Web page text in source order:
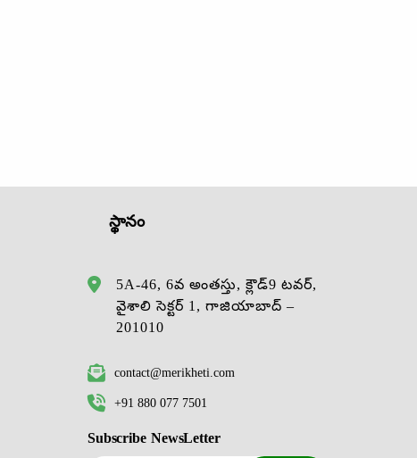
స్థానం
5A-46, 6వ అంతస్తు, క్లౌడ్9 టవర్,
వైశాలి సెక్టర్ 1, గాజియాబాద్ –
201010
contact@merikheti.com
+91 880 077 7501
Subscribe NewsLetter